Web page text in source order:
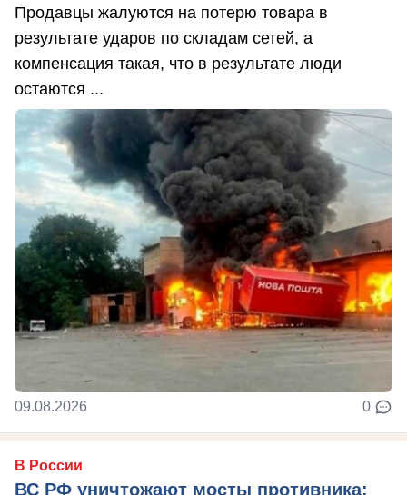
Продавцы жалуются на потерю товара в
результате ударов по складам сетей, а
компенсация такая, что в результате люди
остаются ...
09.08.2026 0
В России
ВС РФ уничтожают мосты противника: